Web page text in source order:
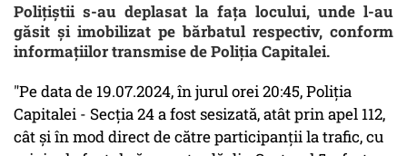
Polițiștii s-au deplasat la fața locului, unde l-au
găsit și imobilizat pe bărbatul respectiv, conform
informațiilor transmise de Poliția Capitalei.
"Pe data de 19.07.2024, în jurul orei 20:45, Poliția
Capitalei - Secția 24 a fost sesizată, atât prin apel 112,
cât și în mod direct de către participanții la trafic, cu